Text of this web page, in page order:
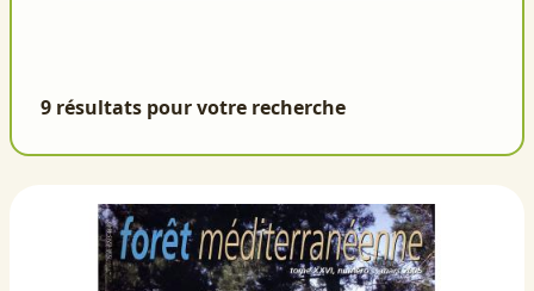
9 résultats pour votre recherche